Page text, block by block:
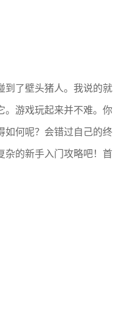
到了壁头猪人。我说的就
。游戏玩起来并不难。你
如何呢？会错过自己的终
杂的新手入门攻略吧！首